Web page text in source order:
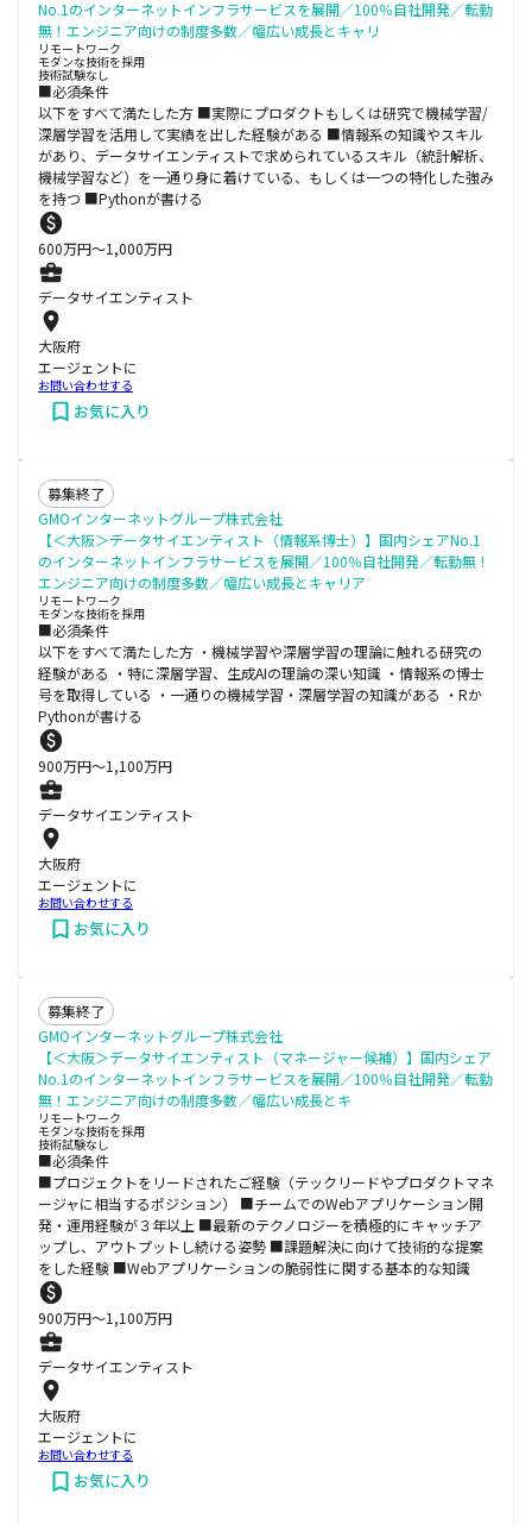
No.1のインターネットインフラサービスを展開／100％自社開発／転勤
無！エンジニア向けの制度多数／幅広い成長とキャリ
リモートワーク
モダンな技術を採用
技術試験なし
■必須条件
以下をすべて満たした方 ■実際にプロダクトもしくは研究で機械学習/
深層学習を活用して実績を出した経験がある ■情報系の知識やスキル
があり、データサイエンティストで求められているスキル（統計解析、
機械学習など）を一通り身に着けている、もしくは一つの特化した強み
を持つ ■Pythonが書ける
600万円〜1,000万円
データサイエンティスト
大阪府
エージェントに
お問い合わせする
お気に入り
募集終了
GMOインターネットグループ株式会社
【＜大阪＞データサイエンティスト（情報系博士）】国内シェアNo.1
のインターネットインフラサービスを展開／100％自社開発／転勤無！
エンジニア向けの制度多数／幅広い成長とキャリア
リモートワーク
モダンな技術を採用
■必須条件
以下をすべて満たした方 ・機械学習や深層学習の理論に触れる研究の
経験がある ・特に深層学習、生成AIの理論の深い知識 ・情報系の博士
号を取得している ・一通りの機械学習・深層学習の知識がある ・Rか
Pythonが書ける
900万円〜1,100万円
データサイエンティスト
大阪府
エージェントに
お問い合わせする
お気に入り
募集終了
GMOインターネットグループ株式会社
【＜大阪＞データサイエンティスト（マネージャー候補）】国内シェア
No.1のインターネットインフラサービスを展開／100％自社開発／転勤
無！エンジニア向けの制度多数／幅広い成長とキ
リモートワーク
モダンな技術を採用
技術試験なし
■必須条件
■プロジェクトをリードされたご経験（テックリードやプロダクトマネ
ージャに相当するポジション） ■チームでのWebアプリケーション開
発・運用経験が３年以上 ■最新のテクノロジーを積極的にキャッチア
ップし、アウトプットし続ける姿勢 ■課題解決に向けて技術的な提案
をした経験 ■Webアプリケーションの脆弱性に関する基本的な知識
900万円〜1,100万円
データサイエンティスト
大阪府
エージェントに
お問い合わせする
お気に入り